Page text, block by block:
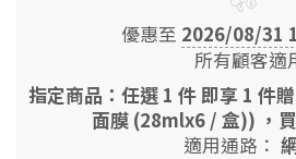
優惠至 2026/08/31
所有顧客適
指定商品：任選 1 件 即享 1 件
面膜 (28mlx6 / 盒)) ，
適用通路：